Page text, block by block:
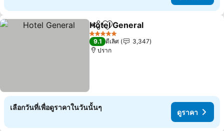
แชร์ เพิ่มในรายการโปรด
Hotel General
5 ดาว
9.1 ดีเลิศ
3,347
ปราก
เลือกวันที่เพื่อดูราคาในวันนั้นๆ
ดูราคา